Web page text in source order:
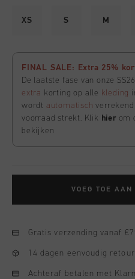
XS S M
FINAL SALE: Extra 25%
De laatste fase van onze
extra korting op alle kleding
wordt automatisch
voorraad strekt. Klik hier om
bekijken
VOEG TOE AAN
Gratis verzending vanaf
14 dagen eenvoudig
Achteraf betalen met